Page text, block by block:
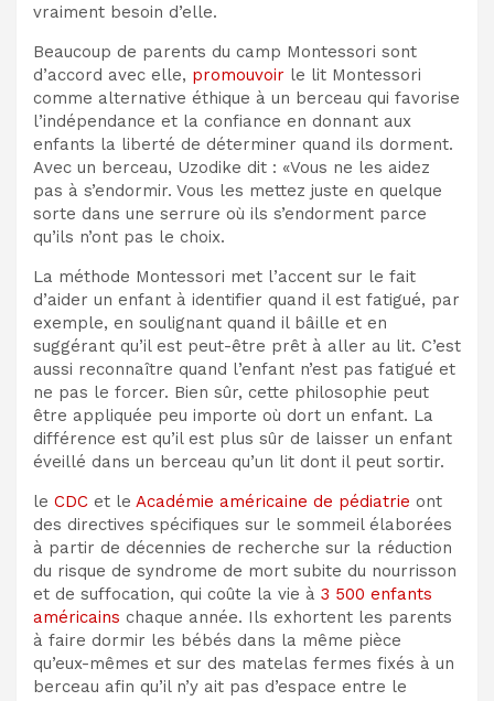
vraiment besoin d’elle.
Beaucoup de parents du camp Montessori sont
d’accord avec elle, promouvoir le lit Montessori
comme alternative éthique à un berceau qui favorise
l’indépendance et la confiance en donnant aux
enfants la liberté de déterminer quand ils dorment.
Avec un berceau, Uzodike dit : «Vous ne les aidez
pas à s’endormir. Vous les mettez juste en quelque
sorte dans une serrure où ils s’endorment parce
qu’ils n’ont pas le choix.
La méthode Montessori met l’accent sur le fait
d’aider un enfant à identifier quand il est fatigué, par
exemple, en soulignant quand il bâille et en
suggérant qu’il est peut-être prêt à aller au lit. C’est
aussi reconnaître quand l’enfant n’est pas fatigué et
ne pas le forcer. Bien sûr, cette philosophie peut
être appliquée peu importe où dort un enfant. La
différence est qu’il est plus sûr de laisser un enfant
éveillé dans un berceau qu’un lit dont il peut sortir.
le CDC et le Académie américaine de pédiatrie ont
des directives spécifiques sur le sommeil élaborées
à partir de décennies de recherche sur la réduction
du risque de syndrome de mort subite du nourrisson
et de suffocation, qui coûte la vie à 3 500 enfants
américains chaque année. Ils exhortent les parents
à faire dormir les bébés dans la même pièce
qu’eux-mêmes et sur des matelas fermes fixés à un
berceau afin qu’il n’y ait pas d’espace entre le